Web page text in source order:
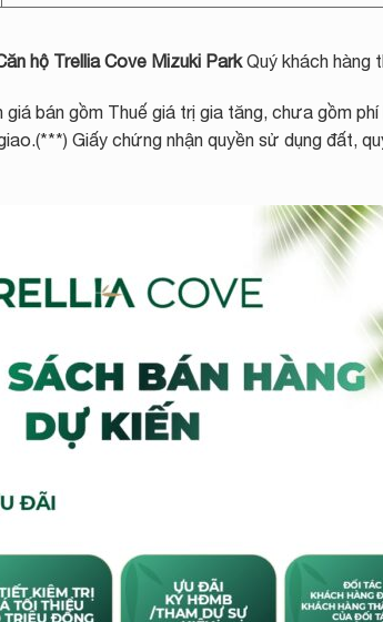
hộ Trellia Cove Mizuki ParkQuý khách hàng
bán gồm Thuế giá trị gia tăng, chưa gồm
Giấy chứng nhận quyền sử dụng đất,